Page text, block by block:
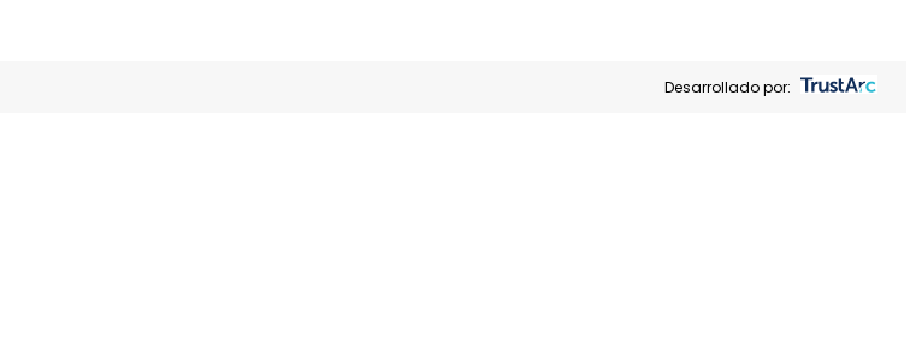
Desarrollado por: